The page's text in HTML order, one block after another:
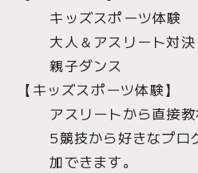
キッズスポーツ体験
大人＆アスリート対決
親子ダンス
【キッズスポーツ体験】
アスリートから直接教
5競技から好きなプロ
加できます。